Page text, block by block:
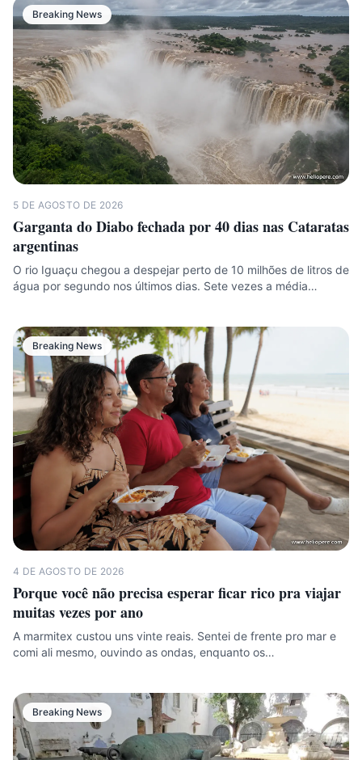
Breaking News
5 DE AGOSTO DE 2026
Garganta do Diabo fechada por 40 dias nas Cataratas
argentinas
O rio Iguaçu chegou a despejar perto de 10 milhões de litros de
água por segundo nos últimos dias. Sete vezes a média…
Breaking News
4 DE AGOSTO DE 2026
Porque você não precisa esperar ficar rico pra viajar
muitas vezes por ano
A marmitex custou uns vinte reais. Sentei de frente pro mar e
comi ali mesmo, ouvindo as ondas, enquanto os…
Breaking News